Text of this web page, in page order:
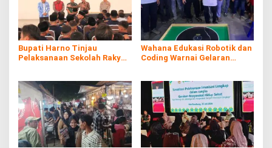
Bupati Harno Tinjau
Pelaksanaan Sekolah Rakyat
Wahana Edukasi Robotik dan
Coding Warnai Gelaran